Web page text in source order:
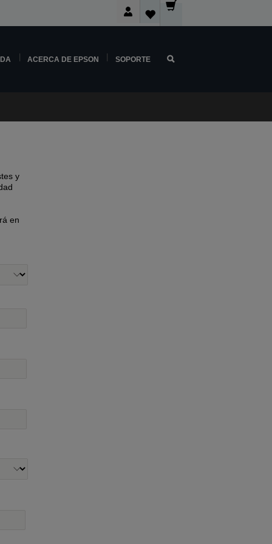
ACERCA DE EPSON SOPORTE
y
en